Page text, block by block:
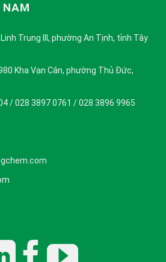
NAM
Linh Trung III, phường An Tịnh, tỉnh Tây
Kha Vạn Cân, phường Thủ Đức,
/ 028 3897 0761 / 028 3896 9965